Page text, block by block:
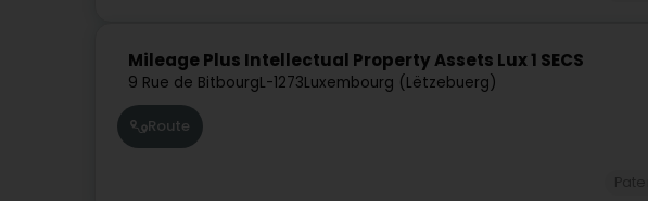
Mileage Plus Intellectual Property Assets Lux 1 SECS
9 Rue de BitbourgL-1273Luxembourg (Lëtzebuerg)
Route